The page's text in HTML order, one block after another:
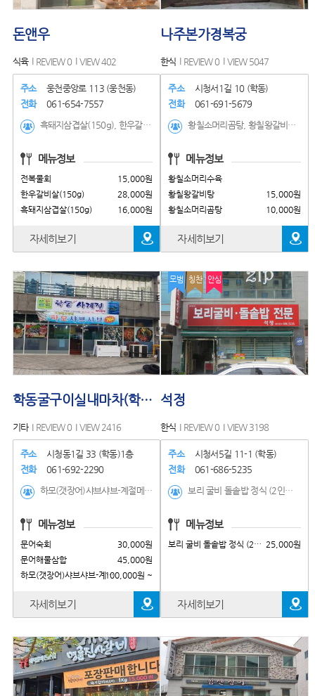
돈앤우
식육 REVIEW 0 VIEW 402
주소
웅천중앙로 113 (웅천동)
전화
061-654-7557
흑돼지삼겹살(150g), 한우갈비살(150g), 전복물회, 김치찌개, 청국장, 돌솥비빔밥, 제육볶음, 순두부찌개, 비빔밥, 갈비탕, 떡국,떡만두국(계절메뉴)
메뉴정보
전복물회
15,000원
한우갈비살(150g)
28,000원
흑돼지삼겹살(150g)
16,000원
자세히보기
나주본가경복궁
한식 REVIEW 0 VIEW 5047
주소
시청서1길 10 (학동)
전화
061-691-5679
황칠소머리곰탕, 황칠왕갈비탕, 황칠소머리수육, 황칠소머리전골, 황칠갈비찜(순한맛/얼큰한맛), 한우육회비빔밥, 한우육회비빔밥돌솥, 한우육사시미(250g), 한우육회(250g)
메뉴정보
황칠소머리수육
황칠왕갈비탕
15,000원
황칠소머리곰탕
10,000원
자세히보기
학동굴구이실내마차(학동사계절실내포차)
기타 REVIEW 0 VIEW 2416
주소
시청동1길 33 (학동)1층
전화
061-692-2290
하모(갯장어)샤브샤브-계절메뉴, 문어해물삼합, 문어숙회, 서대조림, 갈치조림, 돼지갈비찜, 제육볶움, 낙지볶음, 뼈없는닭발, 우럭매운탕, 연포탕, 연포탕, 산낙지, 모둠해물, 주꾸미샤브샤브(계절메뉴), 도다리쑥국(계절메뉴), 전어(계절메뉴), 대하구이(계절메뉴), 물메기탕(계절메뉴), 과메기(계절메뉴), 굴구이(찜)-계절메뉴, 새조개샤브샤브(계절메뉴), 삼겹살 한판
메뉴정보
문어숙회
30,000원
문어해물삼합
45,000원
하모(갯장어)샤브샤브-계절메뉴
100,000원 ~
자세히보기
모범 칭찬 안심
석정
한식 REVIEW 0 VIEW 3198
주소
시청서5길 11-1 (학동)
전화
061-686-5235
보리 굴비 돌솥밥 정식 (2인분 이상 주문가능)
메뉴정보
보리 굴비 돌솥밥 정식 (2인분 이상 주문가능) 25,000원
자세히보기